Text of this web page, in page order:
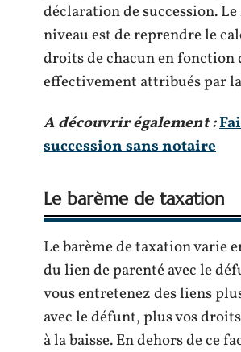
déclaration de succession. Le
niveau est de reprendre le
droits de chacun en fonction
effectivement attribués par
A découvrir également :
succession sans notaire
Le barème de taxation
Le barème de taxation varie
du lien de parenté avec le
vous entretenez des liens
avec le défunt, plus vos
à la baisse. En dehors de ce